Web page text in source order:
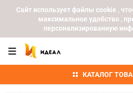
Cайт использует файлы cookie ,
максимальное удобство ,
персонализированную
КАТАЛОГ